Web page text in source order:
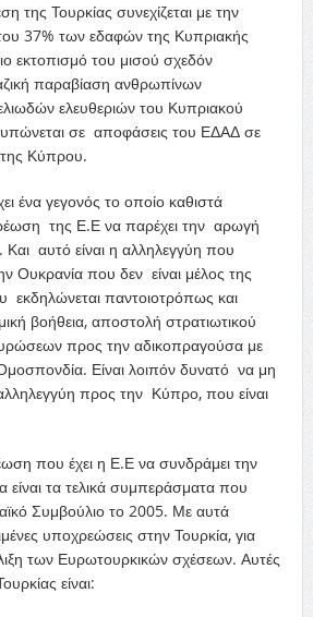
της Τουρκίας συνεχίζεταιμε την
37% των εδαφών της Κυπριακής
εκτοπισμό του μισού σχεδόν
παραβίαση ανθρωπίνων
ελευθεριών του Κυπριακού
σε αποφάσεις του ΕΔΑΔ σε
Κύπρου.
ένα γεγονός το οποίο καθιστά
της Ε.Ε να παρέχει την αρωγή
αυτό είναι η αλληλεγγύη που
Ουκρανία που δεν είναι μέλος της
παντοιοτρόπως και
βοήθεια, αποστολή στρατιωτικού
προς την αδικοπραγούσα με
Είναι λοιπόν δυνατό να μη
προς την Κύπρο, που είναι
που έχει η Ε.Ε να συνδράμει την
είναι τα τελικά συμπεράσματα που
Συμβούλιο το 2005. Με αυτά
υποχρεώσεις στην Τουρκία, για
των Ευρωτουρκικών σχέσεων. Αυτές
είναι: